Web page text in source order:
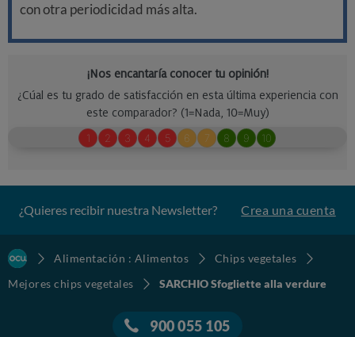
con otra periodicidad más alta.
¿Quieres recibir nuestra Newsletter? Crea una cuenta
Alimentación : Alimentos
Chips vegetales
Mejores chips vegetales
SARCHIO Sfogliette alla verdure
900 055 105